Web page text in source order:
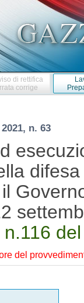
di rettifica
corrige
n. 63
del